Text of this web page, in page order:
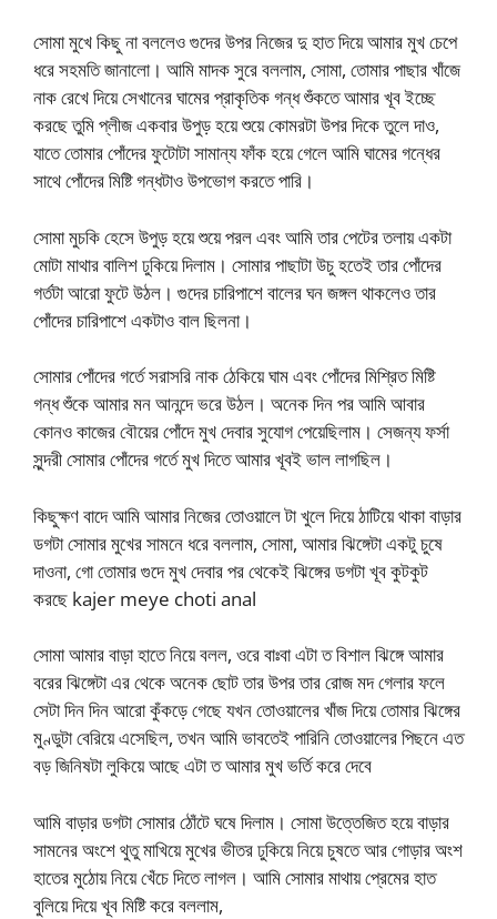
সোমা মুখে কিছু না বললেও গুদের উপর নিজের দু হাত দিয়ে আমার মুখ চেপে
ধরে সহমতি জানালো। আমি মাদক সুরে বললাম, সোমা, তোমার পাছার খাঁজে
নাক রেখে দিয়ে সেখানের ঘামের প্রাকৃতিক গন্ধ শুঁকতে আমার খূব ইচ্ছে
করছে তুমি প্লীজ একবার উপুড় হয়ে শুয়ে কোমরটা উপর দিকে তুলে দাও,
যাতে তোমার পোঁদের ফুটোটা সামান্য ফাঁক হয়ে গেলে আমি ঘামের গন্ধের
সাথে পোঁদের মিষ্টি গন্ধটাও উপভোগ করতে পারি।
সোমা মুচকি হেসে উপুড় হয়ে শুয়ে পরল এবং আমি তার পেটের তলায় একটা
মোটা মাথার বালিশ ঢুকিয়ে দিলাম। সোমার পাছাটা উচু হতেই তার পোঁদের
গর্তটা আরো ফুটে উঠল। গুদের চারিপাশে বালের ঘন জঙ্গল থাকলেও তার
পোঁদের চারিপাশে একটাও বাল ছিলনা।
সোমার পোঁদের গর্তে সরাসরি নাক ঠেকিয়ে ঘাম এবং পোঁদের মিশ্রিত মিষ্টি
গন্ধ শুঁকে আমার মন আনন্দে ভরে উঠল। অনেক দিন পর আমি আবার
কোনও কাজের বৌয়ের পোঁদে মুখ দেবার সুযোগ পেয়েছিলাম। সেজন্য ফর্সা
সুন্দরী সোমার পোঁদের গর্তে মুখ দিতে আমার খূবই ভাল লাগছিল।
কিছুক্ষণ বাদে আমি আমার নিজের তোওয়ালে টা খুলে দিয়ে ঠাটিয়ে থাকা বাড়ার
ডগটা সোমার মুখের সামনে ধরে বললাম, সোমা, আমার ঝিঙ্গেটা একটু চুষে
দাওনা, গো তোমার গুদে মুখ দেবার পর থেকেই ঝিঙ্গের ডগটা খূব কুটকুট
করছে kajer meye choti anal
সোমা আমার বাড়া হাতে নিয়ে বলল, ওরে বাঃবা এটা ত বিশাল ঝিঙ্গে আমার
বরের ঝিঙ্গেটা এর থেকে অনেক ছোট তার উপর তার রোজ মদ গেলার ফলে
সেটা দিন দিন আরো কুঁকড়ে গেছে যখন তোওয়ালের খাঁজ দিয়ে তোমার ঝিঙ্গের
মুণ্ডুটা বেরিয়ে এসেছিল, তখন আমি ভাবতেই পারিনি তোওয়ালের পিছনে এত
বড় জিনিষটা লুকিয়ে আছে এটা ত আমার মুখ ভর্তি করে দেবে
আমি বাড়ার ডগটা সোমার ঠোঁটে ঘষে দিলাম। সোমা উত্তেজিত হয়ে বাড়ার
সামনের অংশে থুতু মাখিয়ে মুখের ভীতর ঢুকিয়ে নিয়ে চুষতে আর গোড়ার অংশ
হাতের মুঠোয় নিয়ে খেঁচে দিতে লাগল। আমি সোমার মাথায় প্রেমের হাত
বুলিয়ে দিয়ে খূব মিষ্টি করে বললাম,